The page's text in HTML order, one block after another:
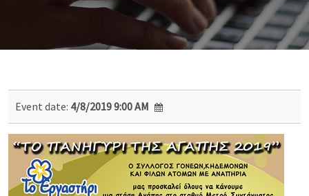
Event date: 4/8/2019 9:00 AM